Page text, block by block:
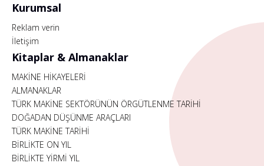
Kurumsal
Reklam verin
İletişim
Kitaplar & Almanaklar
MAKİNE HİKAYELERİ
ALMANAKLAR
TÜRK MAKİNE SEKTÖRÜNÜN ÖRGÜTLENME TARİHİ
DOĞADAN DÜŞÜNME ARAÇLARI
TÜRK MAKİNE TARİHİ
BİRLİKTE ON YIL
BİRLİKTE YİRMİ YIL